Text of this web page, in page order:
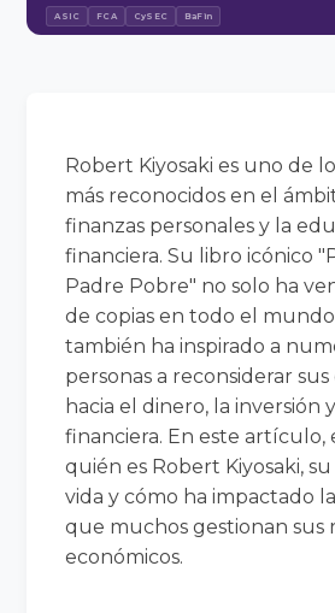
ASIC FCA CySEC BaFin
Robert Kiyosaki es uno de
más reconocidos en el
finanzas personales y la
financiera. Su libro icónico
Padre Pobre" no solo ha
de copias en todo el
también ha inspirado a
personas a reconsiderar
hacia el dinero, la inversión
financiera. En este artículo,
quién es Robert Kiyosaki,
vida y cómo ha impactado
que muchos gestionan sus
económicos.